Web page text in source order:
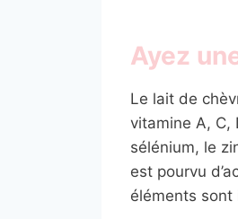
Ayez
Le lait de
vitamine A, C,
sélénium, le
est pourvu
éléments sont